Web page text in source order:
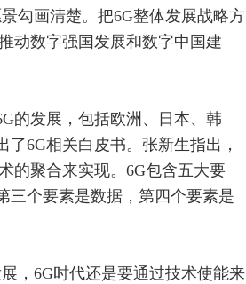
勾画清楚。把6G整体发展战略方
动数字强国发展和数字中国建
的发展，包括欧洲、日本、韩
6G相关白皮书。张新生指出，
的聚合来实现。6G包含五大要
三个要素是数据，第四个要素是
，6G时代还是要通过技术使能来